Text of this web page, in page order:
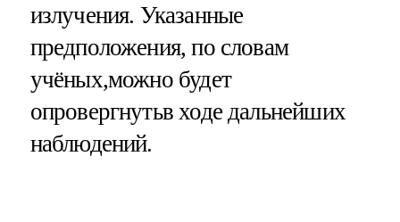
излучения. Указанные
предположения, по словам
учёных,можно будет
опровергнутьв ходе дальнейших
наблюдений.